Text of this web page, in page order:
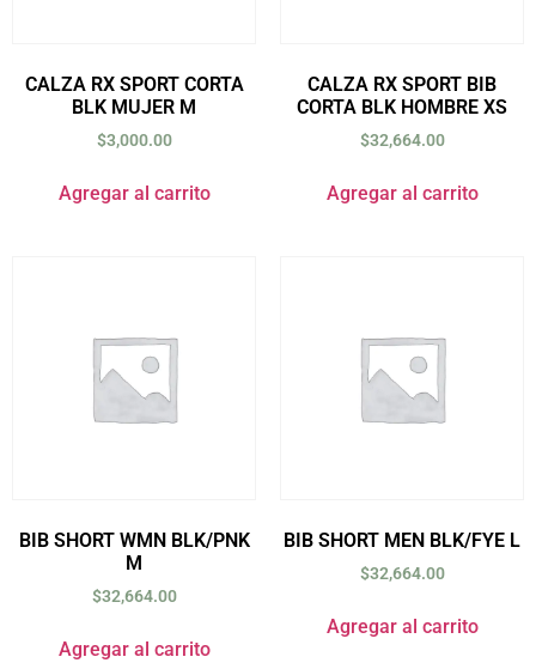
CALZA RX SPORT CORTA
BLK MUJER M
$3,000.00
Agregar al carrito
CALZA RX SPORT BIB
CORTA BLK HOMBRE XS
$32,664.00
Agregar al carrito
BIB SHORT WMN BLK/PNK
M
$32,664.00
Agregar al carrito
BIB SHORT MEN BLK/FYE L
$32,664.00
Agregar al carrito